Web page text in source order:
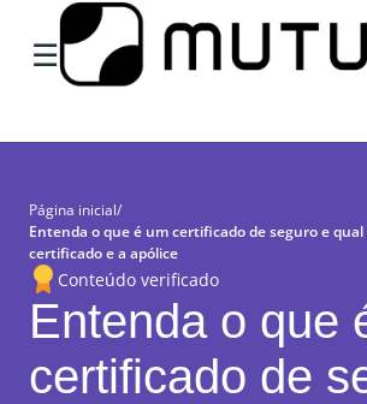
☰
Página inicial/
Entenda o que é um certificado de seguro e
certificado e a apólice
Conteúdo verificado
Entenda o que
certificado de